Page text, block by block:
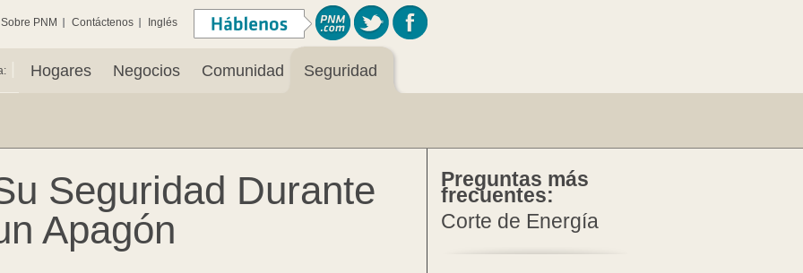
Sobre PNM Contáctenos Inglés
Hogares Negocios Comunidad Seguridad
Seguridad Durante
Apagón
Preguntas más
frecuentes:
Corte de Energía